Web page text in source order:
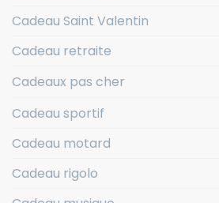
Cadeau Saint Valentin
Cadeau retraite
Cadeaux pas cher
Cadeau sportif
Cadeau motard
Cadeau rigolo